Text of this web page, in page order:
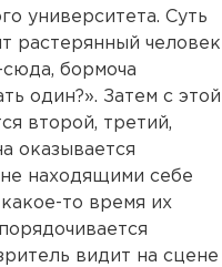
университета. Суть
растерянный человек
сюда, бормоча
один?». Затем с этой
второй, третий,
оказывается
находящими себе
то время их
видит на сцене